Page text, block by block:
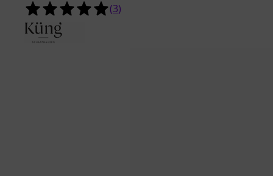
5.0 von 5 Sternen aus 3
(3)